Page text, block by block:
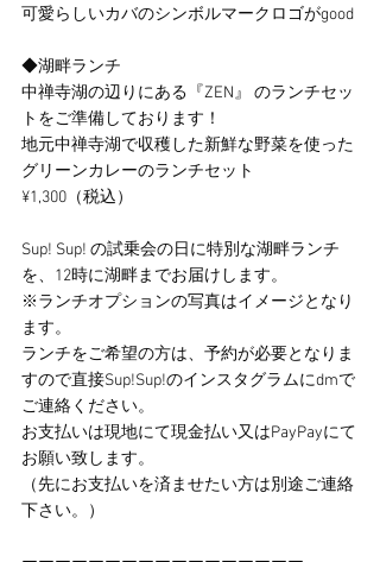
可愛らしいカバのシンボルマークロゴがgood
◆湖畔ランチ
中禅寺湖の辺りにある『ZEN』 のランチセッ
トをご準備しております！
地元中禅寺湖で収穫した新鮮な野菜を使った
グリーンカレーのランチセット
¥1,300（税込）
Sup! Sup! の試乗会の日に特別な湖畔ランチ
を、12時に湖畔までお届けします。
※ランチオプションの写真はイメージとなり
ます。
ランチをご希望の方は、予約が必要となりま
すので直接Sup!Sup!のインスタグラムにdmで
ご連絡ください。
お支払いは現地にて現金払い又はPayPayにて
お願い致します。
（先にお支払いを済ませたい方は別途ご連絡
下さい。）